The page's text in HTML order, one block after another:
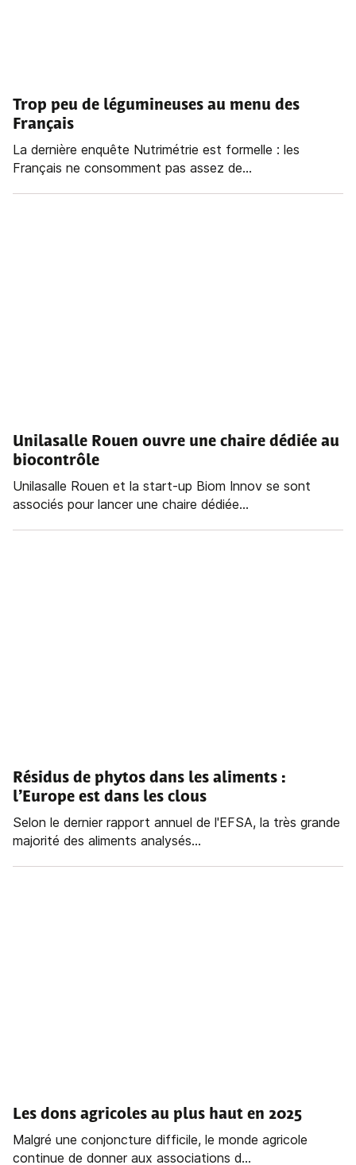
Trop peu de légumineuses au menu des
Français
La dernière enquête Nutrimétrie est formelle : les
Français ne consomment pas assez de...
Unilasalle Rouen ouvre une chaire dédiée au
biocontrôle
Unilasalle Rouen et la start-up Biom Innov se sont
associés pour lancer une chaire dédiée...
Résidus de phytos dans les aliments :
l’Europe est dans les clous
Selon le dernier rapport annuel de l'EFSA, la très grande
majorité des aliments analysés...
Les dons agricoles au plus haut en 2025
Malgré une conjoncture difficile, le monde agricole
continue de donner aux associations d...